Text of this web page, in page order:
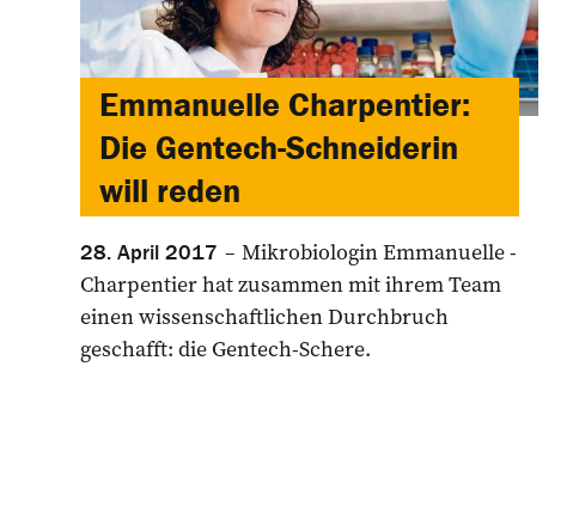
Emmanuelle Charpentier:
Die Gentech-Schneiderin
will reden
28. April 2017
Mikrobiologin Emmanuelle ­
Charpentier hat zusammen mit ­ihrem Team
einen wissenschaft­lichen Durchbruch
geschafft: die Gentech-Schere.